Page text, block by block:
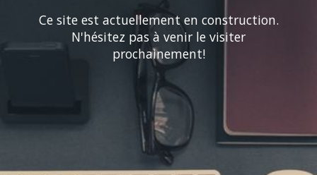
Ce site est actuellement en construction.
N'hésitez pas à venir le visiter
prochainement!